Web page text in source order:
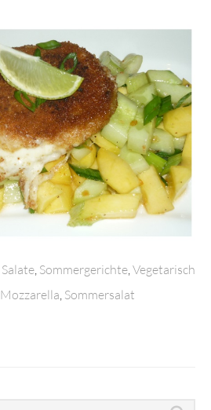
Salate Sommergerichte Vegetarisch
Mozzarella Sommersalat